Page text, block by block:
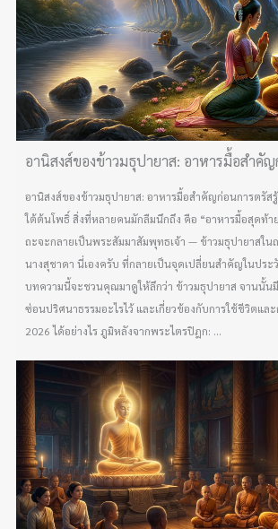
อานิสงส์ของข้าวมธุปายาส: อาหารมื้อสำคัญ
อานิสงส์ของข้าวมธุปายาส: อาหารมื้อสำคัญก่อนการตรัส
ใต้ต้นโพธิ์ สิ่งที่หลายคนมักลืมนึกถึง คือ “อาหารมื้อสุดท้า
ถะจะกลายเป็นพระสัมมาสัมพุทธเจ้า — ข้าวมธุปายาสใน
นางสุชาดา นี่เองครับ ที่กลายเป็นจุดเปลี่ยนสำคัญในปร
บทความนี้จะชวนคุณมาดูให้ลึกว่า ข้าวมธุปายาส จานนั้นมี
ซ่อนปริศนาธรรมอะไรไว้ และเกี่ยวข้องกับการใช้ชีวิตแล
2026 ได้อย่างไร ภูมิหลังจากพระไตรปิฎก: ...